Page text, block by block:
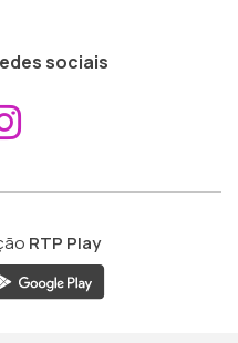
sociais
ao
RTP Play